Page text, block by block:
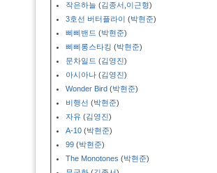
작은하늘 (김종서 이근형)
3호선 버터플라이 (박현준)
삐삐밴드 (박현준)
삐삐롱스타킹 (박현준)
문차일드 (김영진)
아시아나 (김영진)
Wonder Bird (박현준)
비행선 (박현준)
자유 (김영진)
A-10 (박현준)
99 (박현준)
The Monotones (박현준)